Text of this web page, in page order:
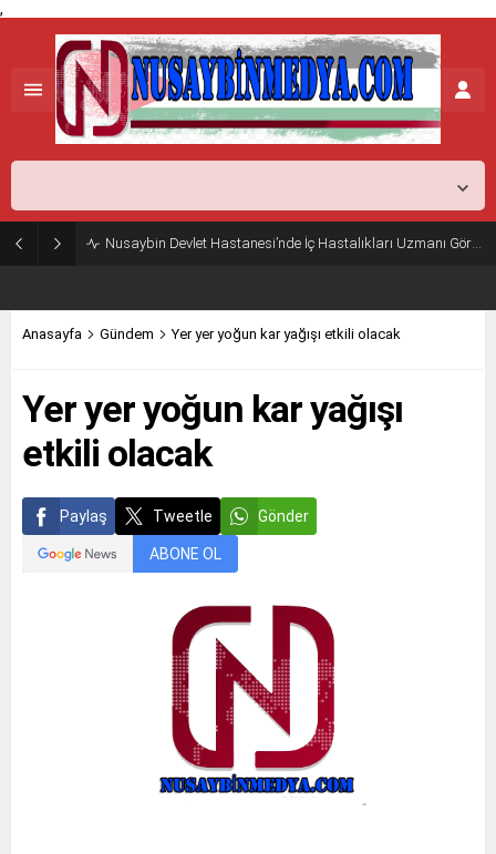
,
Nusaybin Devlet Hastanesi’nde İç Hastalıkları Uzmanı Göreve Başladı
Anasayfa Gündem Yer yer yoğun kar yağışı etkili olacak
Yer yer yoğun kar yağışı
etkili olacak
Paylaş Tweetle Gönder
ABONE OL